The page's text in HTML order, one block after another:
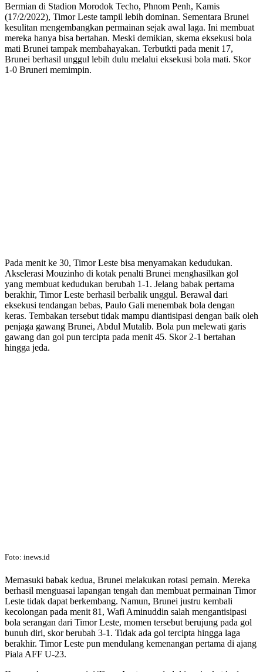
Bermian di Stadion Morodok Techo, Phnom Penh, Kamis
(17/2/2022), Timor Leste tampil lebih dominan. Sementara Brunei
kesulitan mengembangkan permainan sejak awal laga. Ini membuat
mereka hanya bisa bertahan. Meski demikian, skema eksekusi bola
mati Brunei tampak membahayakan. Terbutkti pada menit 17,
Brunei berhasil unggul lebih dulu melalui eksekusi bola mati. Skor
1-0 Bruneri memimpin.
Pada menit ke 30, Timor Leste bisa menyamakan kedudukan.
Akselerasi Mouzinho di kotak penalti Brunei menghasilkan gol
yang membuat kedudukan berubah 1-1. Jelang babak pertama
berakhir, Timor Leste berhasil berbalik unggul. Berawal dari
eksekusi tendangan bebas, Paulo Gali menembak bola dengan
keras. Tembakan tersebut tidak mampu diantisipasi dengan baik oleh
penjaga gawang Brunei, Abdul Mutalib. Bola pun melewati garis
gawang dan gol pun tercipta pada menit 45. Skor 2-1 bertahan
hingga jeda.
Foto: inews.id
Memasuki babak kedua, Brunei melakukan rotasi pemain. Mereka
berhasil menguasai lapangan tengah dan membuat permainan Timor
Leste tidak dapat berkembang. Namun, Brunei justru kembali
kecolongan pada menit 81, Wafi Aminuddin salah mengantisipasi
bola serangan dari Timor Leste, momen tersebut berujung pada gol
bunuh diri, skor berubah 3-1. Tidak ada gol tercipta hingga laga
berakhir. Timor Leste pun mendulang kemenangan pertama di ajang
Piala AFF U-23.